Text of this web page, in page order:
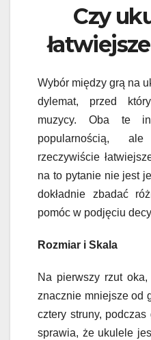
Czy
Wybór między grą na
dylemat, przed
muzycy. Oba te
popularnością,
rzeczywiście
na to pytanie nie jest
dokładnie zbadać
pomóc w podjęciu
Rozmiar i Skala
Na pierwszy rzut
znacznie mniejsze od
cztery struny,
sprawia, że ukulele